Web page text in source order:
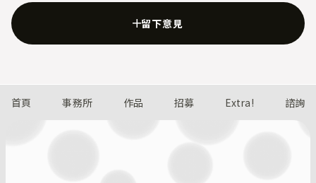
留下意見
首頁 事務所 作品 招募 Extra! 諮詢